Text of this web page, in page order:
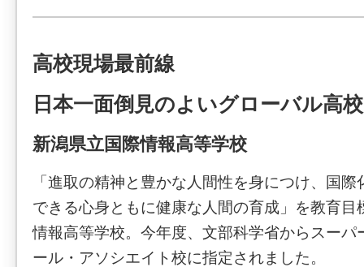
高校現場最前線
日本一面倒見のよいグローバル高
新潟県立国際情報高等学校
「進取の精神と豊かな人間性を身につけ、国
できる心身ともに健康な人間の育成」を教育目
情報高等学校。今年度、文部科学省からスーパ
ール・アソシエイト校に指定されました。